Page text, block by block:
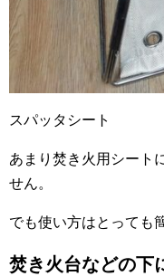
スパッタシート
あまり焚き火用シート
せん。
でも使い方はとっても
焚き火台などの下